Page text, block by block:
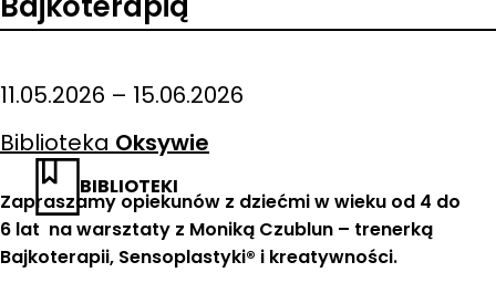
BIBLIOTEKI
11.05.2026 – 15.06.2026
Biblioteka Oksywie
Zapraszamy opiekunów z dziećmi w wieku od 4 do
6 lat na warsztaty z Moniką Czublun – trenerką
Bajkoterapii, Sensoplastyki® i kreatywności.